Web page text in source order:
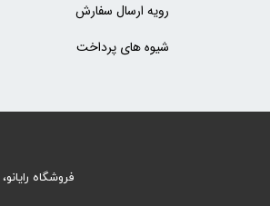
فروشگاه
رویه ارسال سفارش
شیوه های پرداخت